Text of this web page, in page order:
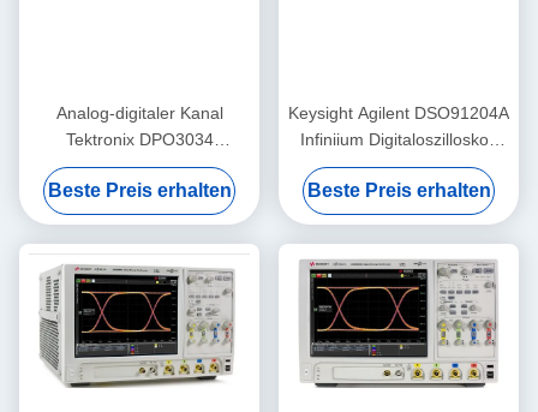
Analog-digitaler Kanal
Tektronix DPO3034
Oszilloskop-300MHz
2.5GS/S 4
Beste Preis erhalten
Keysight Agilent DSO91204A
Infiniium Digitaloszilloskop
mit 12 GHz Bandbreite, 40
GSa/s Abtastrate und 1 Gpts
Speicher-Upgrade
Beste Preis erhalten